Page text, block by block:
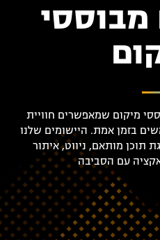
מבוססי
מיקום שמאפשרים חוויית
בזמן אמת. היישומים שלנו
תוכן מותאם, ניווט, איתור
עם הסביבה